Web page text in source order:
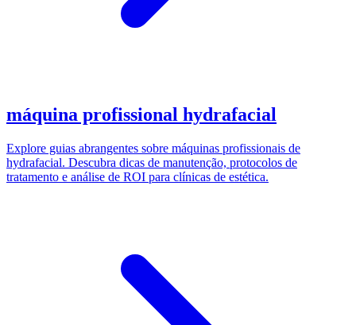
máquina profissional hydrafacial
Explore guias abrangentes sobre máquinas profissionais de
hydrafacial. Descubra dicas de manutenção, protocolos de
tratamento e análise de ROI para clínicas de estética.